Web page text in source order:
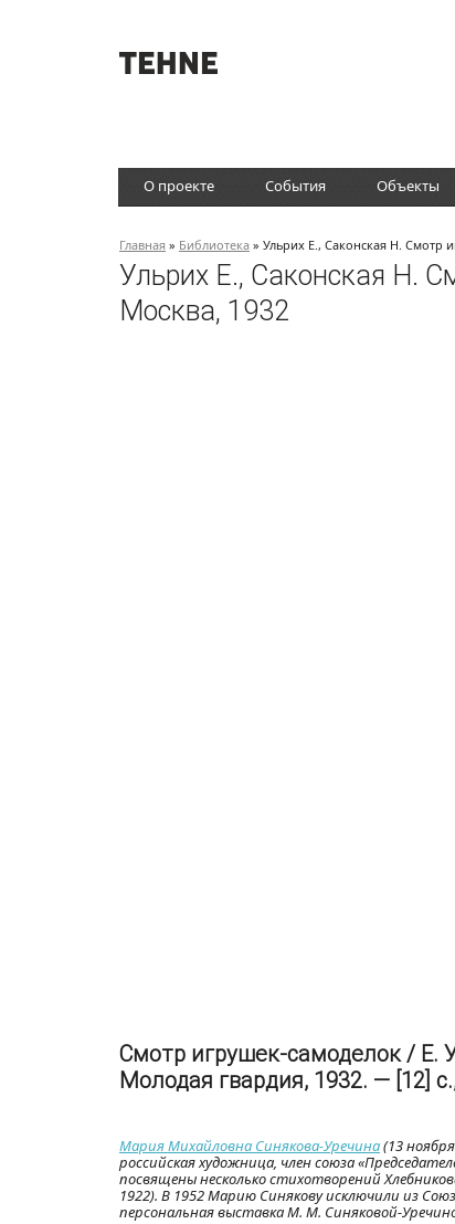
О проекте События Объекты
Главная » Библиотека » Ульрих Е., Саконская Н. Смотр
Ульрих Е., Саконская Н.
Москва, 1932
Смотр игрушек-самоделок / Е.
Молодая гвардия, 1932. — [12]
Мария Михайловна Синякова-Уречина(13
российская художница, член союза
посвящены несколько стихотворений
1922). В 1952 Марию Синякову исключили из
персональная выставка М. М. Синяковой-